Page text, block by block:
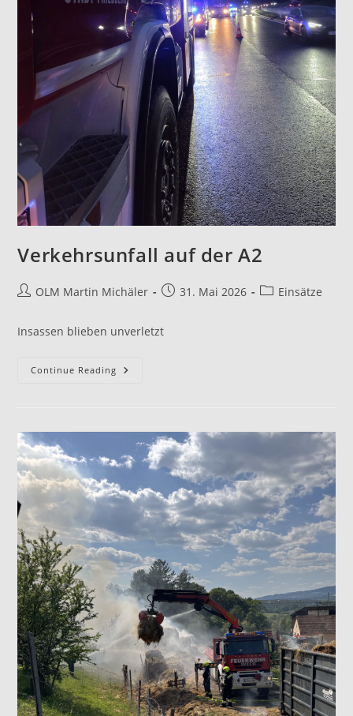
Verkehrsunfall auf der A2
OLM Martin Michäler 31. Mai 2026 Einsätze
Insassen blieben unverletzt
Continue Reading